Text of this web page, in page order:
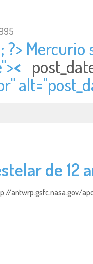
?>
<
alt="
de 12
antwrp.gsfc.nasa.gov/